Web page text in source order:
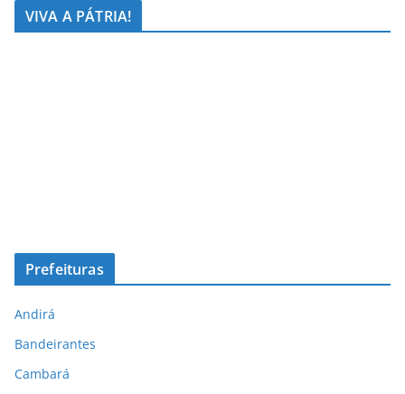
VIVA A PÁTRIA!
Prefeituras
Andirá
Bandeirantes
Cambará